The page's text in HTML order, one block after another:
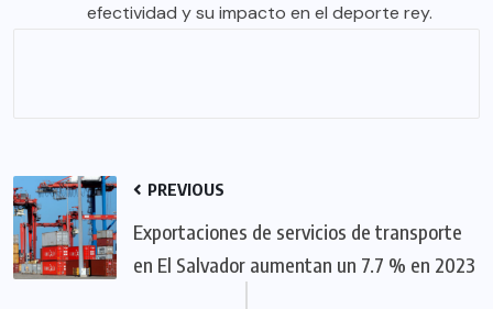
efectividad y su impacto en el deporte rey.
PREVIOUS
Exportaciones de servicios de transporte
en El Salvador aumentan un 7.7 % en 2023